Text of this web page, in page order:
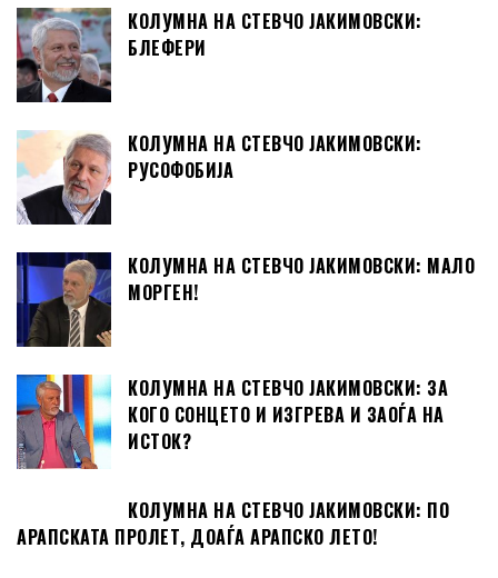
КОЛУМНА НА СТЕВЧО ЈАКИМОВСКИ:
БЛЕФЕРИ
КОЛУМНА НА СТЕВЧО ЈАКИМОВСКИ:
РУСОФОБИЈА
КОЛУМНА НА СТЕВЧО ЈАКИМОВСКИ: МАЛО
МОРГЕН!
КОЛУМНА НА СТЕВЧО ЈАКИМОВСКИ: ЗА
КОГО СОНЦЕТО И ИЗГРЕВА И ЗАОЃА НА
ИСТОК?
КОЛУМНА НА СТЕВЧО ЈАКИМОВСКИ: ПО
АРАПСКАТА ПРОЛЕТ, ДОАЃА АРАПСКО ЛЕТО!